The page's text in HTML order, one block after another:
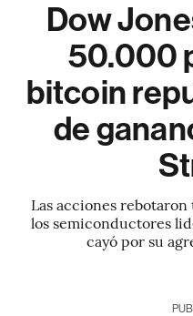
Dow
50.000
bitcoin
de
Las acciones
los semiconductores
cayó por su